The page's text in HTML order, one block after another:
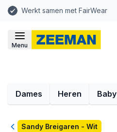
Werkt samen met FairWear
Menu
Dames Heren Baby
TerugSandy Breigaren - Wit